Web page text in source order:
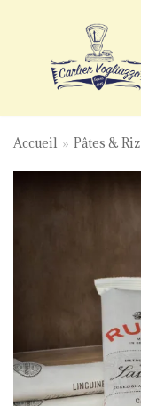
contenu
Accueil » Pâtes & Riz